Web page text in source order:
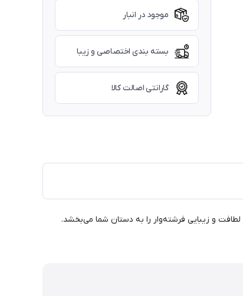
موجود در انبار
بسته بندی اختصاصی و زیبا
گارانتی اصالت کالا
لطافت و زیبایی فرشته‌وار را به دستان شما می‌بخشد.